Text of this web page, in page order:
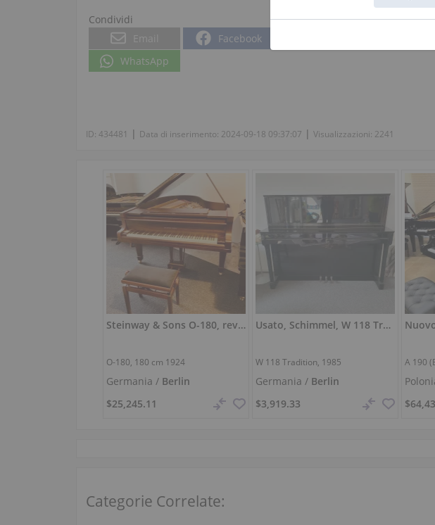
Condividi
Email
Facebook
WhatsApp
ID:434481 | Data di inserimento: 2024-09-18 09:37:07 |Visualizzazioni: 2241
Steinway & Sons O-180, revisionato integralmente, dal suono pieno
O-180, 180 cm 1924
Germania / Berlin
$25,245.11
Usato, Schimmel, W 118 Tradition
W 118 Tradition, 1985
Germania / Berlin
$3,919.33
A 190
Categorie Correlate: